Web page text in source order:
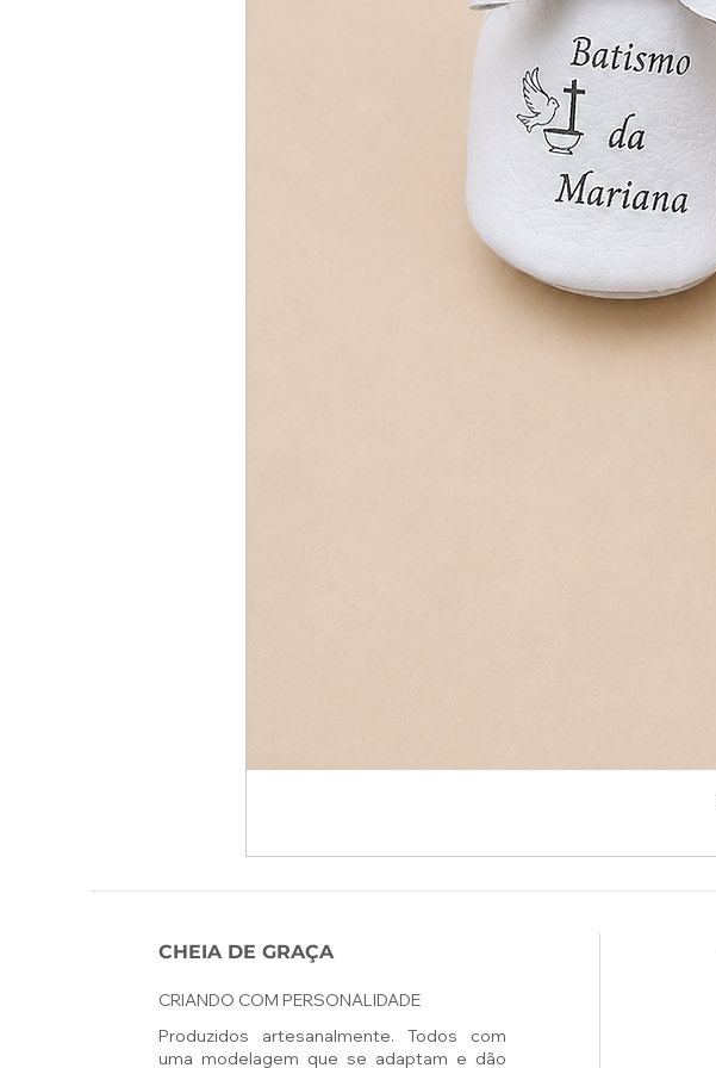
CHEIA DE GRAÇA
CRIANDO COM PERSONALIDADE
Produzidos artesanalmente. Todos com
uma modelagem que se adaptam e dão